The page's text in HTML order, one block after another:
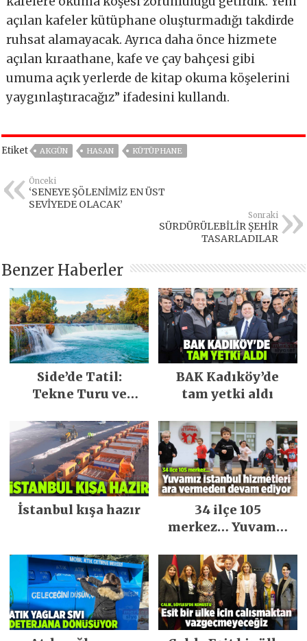
açılan kafeler kütüphane oluşturmadığı takdirde
ruhsat alamayacak. Ayrıca daha önce hizmete
açılan kıraathane, kafe ve çay bahçesi gibi
umuma açık yerlerde de kitap okuma köşelerini
yaygınlaştıracağız” ifadesini kullandı.
Etiket AKGÜN HASAN KÜTÜPHANE
Önceki
‘SENEYE ŞÖLENİMİZ EN ÜST
SEVİYEDE OLACAK’
Sonraki
SÜRDÜRÜLEBİLİR ŞEHİR
TASARLADILAR
Benzer Haberler
Side’de Tatil:
Tekne Turu ve
BAK Kadıköy’de
tam yetki aldı
İstanbul kışa hazır
34 ilçe 105
merkez… Yuvamız
ara vermeden
devam ediyor